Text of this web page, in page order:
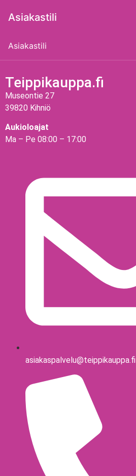
Asiakastili
Asiakastili
Teippikauppa.fi
Museontie 27
39820 Kihniö
Aukioloajat
Ma – Pe 08:00 – 17:00
asiakaspalvelu@teippikauppa.fi